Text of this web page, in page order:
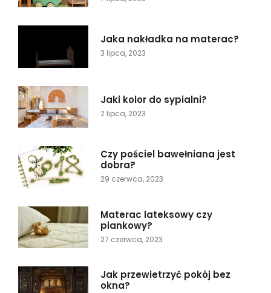
Jaka nakładka na materac?
3 lipca, 2023
Jaki kolor do sypialni?
2 lipca, 2023
Czy pościel bawełniana jest
dobra?
29 czerwca, 2023
Materac lateksowy czy
piankowy?
27 czerwca, 2023
Jak przewietrzyć pokój bez
okna?